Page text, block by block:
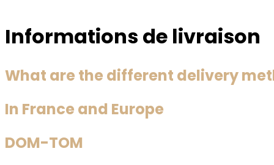
Informations de livraison
What are the different delivery
In France and Europe
DOM-TOM